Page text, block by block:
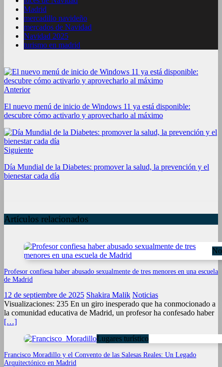
Madrid
mercadillo navideño
mercados de Navidad
Navidad 2025
turismo en madrid
Anterior
El nuevo menú de inicio de Windows 11 ya está disponible:
descubre cómo activarlo y aprovecharlo al máximo
Siguiente
Día Mundial de la Diabetes: promover la salud, la prevención y el
bienestar cada día
Artículos relacionados
Profesor confiesa haber abusado sexualmente de tres menores en una escuela
de Madrid
12 de septiembre de 2025 Shakira Malik Noticias
Visualizaciones: 235 En un giro inesperado que ha conmocionado a
la comunidad educativa de Madrid, un profesor ha confesado haber
[…]
Lugares turístico
Francisco Moradillo y el Convento de las Salesas Reales: Un Legado
Arquitectónico en Madrid